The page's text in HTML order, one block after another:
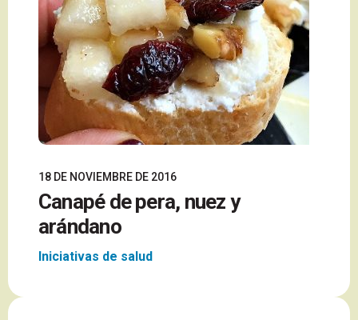
18 DE NOVIEMBRE DE 2016
Canapé de pera, nuez y
arándano
Iniciativas de salud